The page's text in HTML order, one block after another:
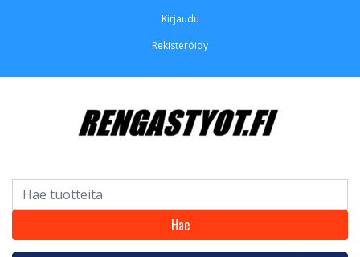
Kirjaudu
Rekisteröidy
Hae